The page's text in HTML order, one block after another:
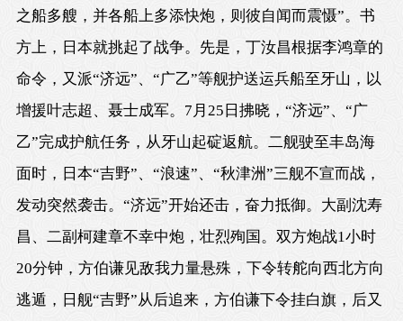
之船多艘，并各船上多添快炮，则彼自闻而震慑”。书
方上，日本就挑起了战争。先是，丁汝昌根据李鸿章的
命令，又派“济远”、“广乙”等舰护送运兵船至牙山，以
增援叶志超、聂士成军。7月25日拂晓，“济远”、“广
乙”完成护航任务，从牙山起碇返航。二舰驶至丰岛海
面时，日本“吉野”、“浪速”、“秋津洲”三舰不宣而战，
发动突然袭击。“济远”开始还击，奋力抵御。大副沈寿
昌、二副柯建章不幸中炮，壮烈殉国。双方炮战1小时
20分钟，方伯谦见敌我力量悬殊，下令转舵向西北方向
逃遁，日舰“吉野”从后追来，方伯谦下令挂白旗，后又